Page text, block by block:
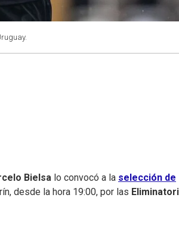
Bielsa lo convocó a la selección de
desde la hora 19:00, por las